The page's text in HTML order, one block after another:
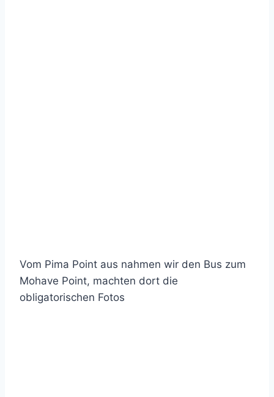
Vom Pima Point aus nahmen wir den Bus zum
Mohave Point, machten dort die
obligatorischen Fotos